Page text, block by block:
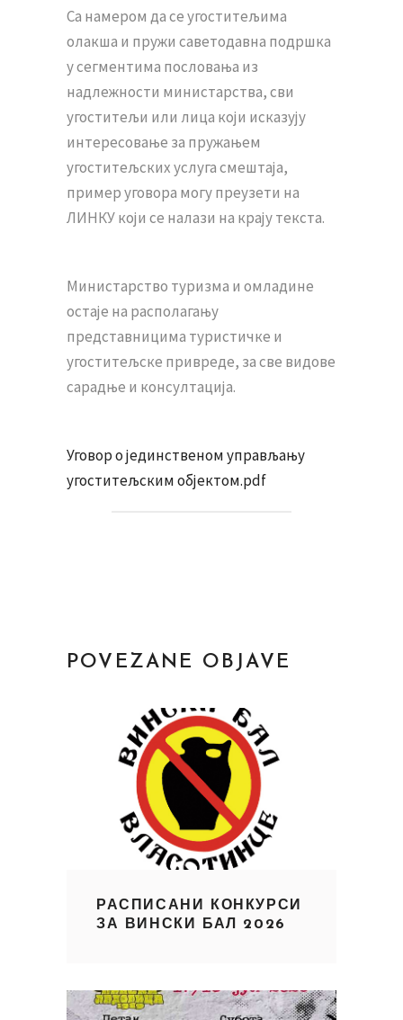
Са намером да се угоститељима
олакша и пружи саветодавна подршка
у сегментима пословања из
надлежности министарства, сви
угоститељи или лица који исказују
интересовање за пружањем
угоститељских услуга смештаја,
пример уговора могу преузети на
ЛИНКУ који се налази на крају текста.
Министарство туризма и омладине
остаје на располагању
представницима туристичке и
угоститељске привреде, за све видове
сарадње и консултација.
Уговор о јединственом управљању
угоститељским објектом.pdf
POVEZANE OBJAVE
РАСПИСАНИ КОНКУРСИ
ЗА ВИНСКИ БАЛ 2026